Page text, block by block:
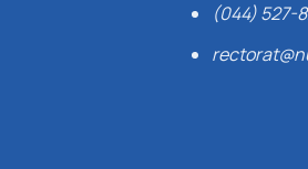
(044) 527-